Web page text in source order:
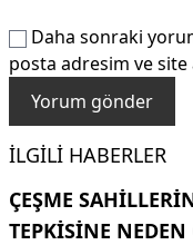
Daha sonraki
posta adresim ve site
İLGILI HABERLER
ÇEŞME
TEPKISINE NEDEN